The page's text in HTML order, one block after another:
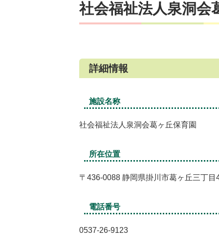
社会福祉法人泉洞会
詳細情報
施設名称
社会福祉法人泉洞会葛ヶ丘保育園
所在位置
〒436-0088 静岡県掛川市葛ヶ丘三丁目
電話番号
0537-26-9123